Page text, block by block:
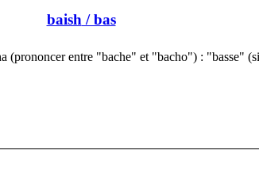
baish / bas
(prononcer entre "bache" et "bacho") : "basse"